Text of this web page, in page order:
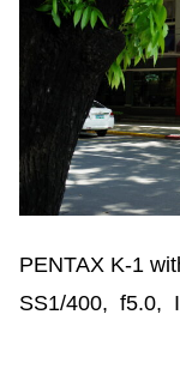
PENTAX K-1
SS1/400, f5.0,